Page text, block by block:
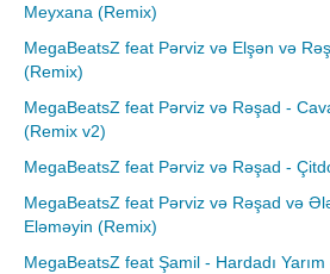
Meyxana (Remix)
MegaBeatsZ feat Pərviz və Elşən və
(Remix)
MegaBeatsZ feat Pərviz və Rəşad -
(Remix v2)
MegaBeatsZ feat Pərviz və Rəşad -
MegaBeatsZ feat Pərviz və Rəşad və
Eləməyin (Remix)
MegaBeatsZ feat Şamil - Hardadı